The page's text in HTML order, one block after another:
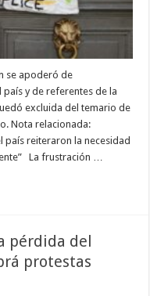
se apoderó de
y de referentes de la
excluida del temario de
Nota relacionada:
país reiteraron la necesidad
La frustración …
pérdida del
protestas